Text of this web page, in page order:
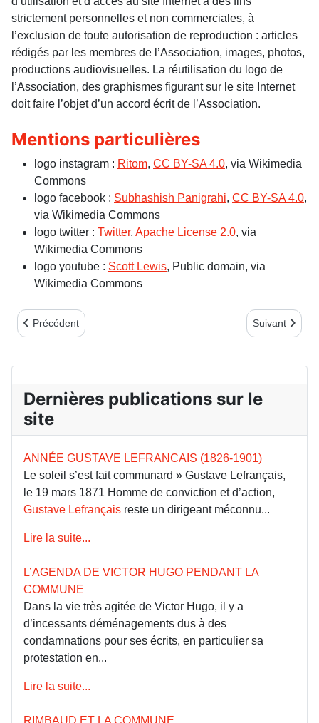
strictement personnelles et non commerciales, à
l’exclusion de toute autorisation de reproduction : articles
rédigés par les membres de l’Association, images, photos,
productions audiovisuelles. La réutilisation du logo de
l’Association, des graphismes figurant sur le site Internet
doit faire l’objet d’un accord écrit de l’Association.
Mentions particulières
logo instagram : Ritom, CC BY-SA 4.0, via Wikimedia
Commons
logo facebook : Subhashish Panigrahi, CC BY-SA 4.0,
via Wikimedia Commons
logo twitter : Twitter, Apache License 2.0, via
Wikimedia Commons
logo youtube : Scott Lewis, Public domain, via
Wikimedia Commons
Article précédent : essai bulletin
Précédent Article
Suivant
Dernières publications sur le
site
ANNÉE GUSTAVE LEFRANCAIS (1826-1901)
Le soleil s’est fait communard » Gustave Lefrançais,
le 19 mars 1871 Homme de conviction et d’action,
Gustave Lefrançais reste un dirigeant méconnu...
Lire la suite...
L’AGENDA DE VICTOR HUGO PENDANT LA
COMMUNE
Dans la vie très agitée de Victor Hugo, il y a
d’incessants déménagements dus à des
condamnations pour ses écrits, en particulier sa
protestation en...
Lire la suite...
RIMBAUD ET LA COMMUNE